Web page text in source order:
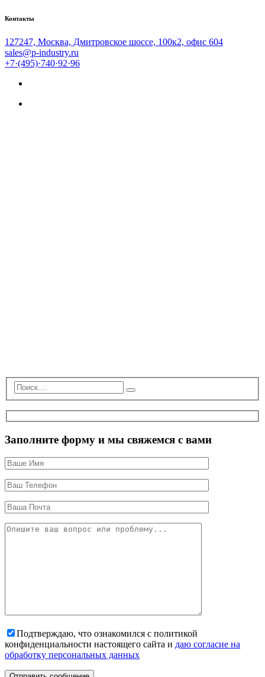
Контакты
127247, Москва, Дмитровское шоссе, 100к2, офис 604
sales@p-industry.ru
+7·(495)·740·92·96
Заполните форму и мы свяжемся с вами
Подтверждаю, что ознакомился с политикой
конфиденциальности настоящего сайта и даю согласие на
обработку персональных данных